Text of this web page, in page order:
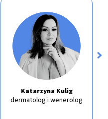
Katarzyna Kulig
dermatolog i wenerolog